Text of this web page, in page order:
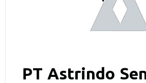
PT Astrindo